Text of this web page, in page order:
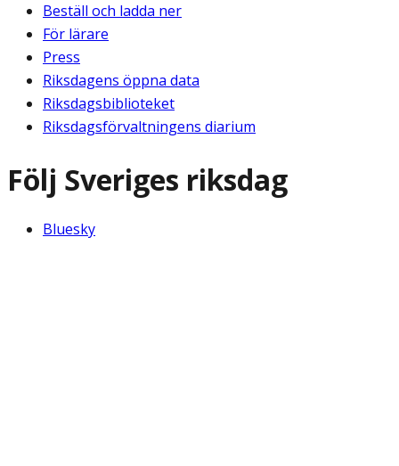
Beställ och ladda ner
För lärare
Press
Riksdagens öppna data
Riksdagsbiblioteket
Riksdagsförvaltningens diarium
Följ Sveriges riksdag
Bluesky